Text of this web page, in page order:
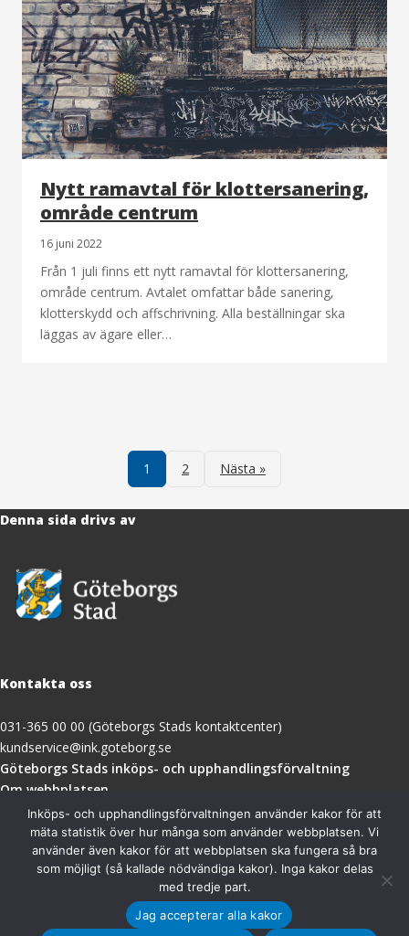
Nytt ramavtal för klottersanering,
område centrum
16 juni 2022
Från 1 juli finns ett nytt ramavtal för klottersanering,
område centrum. Avtalet omfattar både sanering,
klotterskydd och affschrivning. Alla beställningar ska
läggas av ägare eller…
inlägg
1 2 Nästa »
Denna sida drivs av
Kontakta oss
031-365 00 00 (Göteborgs Stads kontaktcenter)
kundservice@ink.goteborg.se
Göteborgs Stads inköps- och upphandlingsförvaltning(öppnas
nytt
fönster)
Om webbplatsen
Tillgänglighetsredogörelse
Besöksadress
Göteborgs Stads inköps- och upphandlingsförvaltning
Inköps- och upphandlingsförvaltningen använder kakor för att
mäta statistik över hur många som använder webbplatsen. Vi
använder även kakor för att webbplatsen ska fungera så bra
som möjligt (så kallade nödvändiga kakor). Inga kakor delas
med tredje part.
Jag accepterar alla kakor